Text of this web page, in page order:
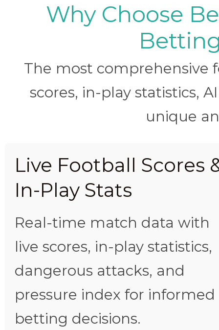
Why Choose
The most
scores, in-play statistics,
unique
Live Football Scores
In-Play Stats
Real-time match data with
live scores, in-play statistics,
dangerous attacks, and
pressure index for informed
betting decisions.